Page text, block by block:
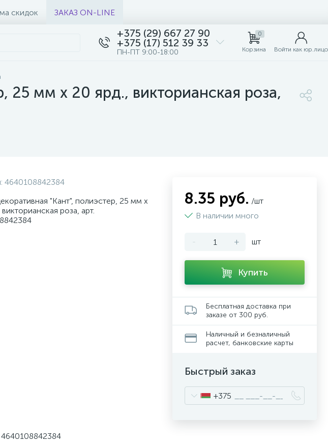
скидок ЗАКАЗ ON-LINE
+375 (29) 667 27 90
+375 (17) 512 39 33
ПН-ПТ 9:00-18:00
0
Корзина Войти как юр.лицо
25 мм х 20 ярд., викторианская роза,
4640108842384
"Кант", полиэстер, 25 мм х
роза, арт.
4640108842384
8.35 руб. /шт
В наличии много
- + шт
Купить
Бесплатная доставка при
заказе от 300 руб.
Наличный и безналичный
расчет, банковские карты
Быстрый заказ
+375